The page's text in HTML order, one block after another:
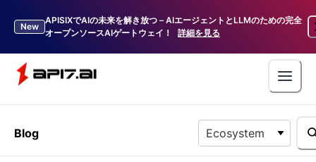
New
APISIXでAIの未来を解き放つ – AIエージェントとLLMのための完全
オープンソースAIゲートウェイ！
詳細を見る
Blog Ecosystem